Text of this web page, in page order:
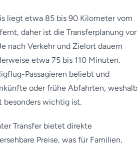
liegt etwa 85 bis 90 Kilometer vom
daher ist die Transferplanung vor
nach Verkehr und Zielort dauern
etwa 75 bis 110 Minuten.
Passagieren beliebt und
oder frühe Abfahrten, weshalb
besonders wichtig ist.
Transfer bietet direkte
Preise, was für Familien,